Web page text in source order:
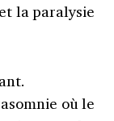
la paralysie
où le